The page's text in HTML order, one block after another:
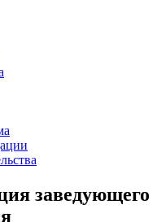
заведующего